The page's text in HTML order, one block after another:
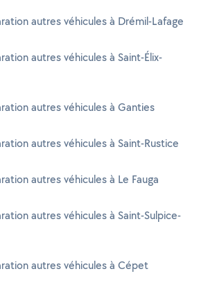
autres véhicules à Drémil-Lafage
autres véhicules à Saint-Élix-
autres véhicules à Ganties
autres véhicules à Saint-Rustice
autres véhicules à Le Fauga
autres véhicules à Saint-Sulpice-
autres véhicules à Cépet